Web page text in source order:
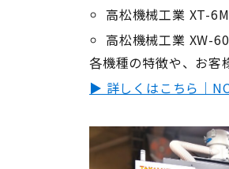
高松機械工業 XT-
高松機械工業 XW-
各機種の特徴や、お客
▶ 詳しくはこちら｜